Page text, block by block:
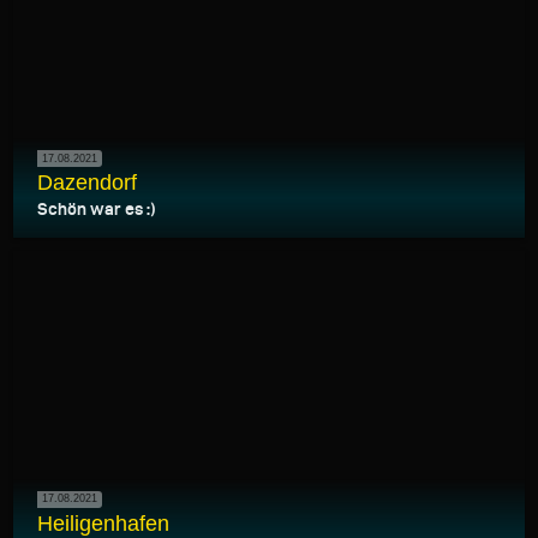
17.08.2021
Dazendorf
Schön war es :)
17.08.2021
Heiligenhafen